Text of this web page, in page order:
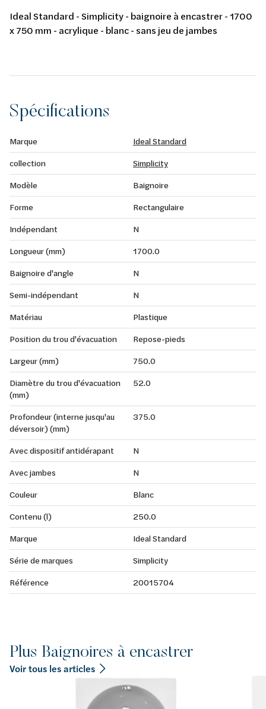
Ideal Standard - Simplicity - baignoire à encastrer - 1700
x 750 mm - acrylique - blanc - sans jeu de jambes
Spécifications
Marque
Ideal Standard
collection
Simplicity
Modèle
Baignoire
Forme
Rectangulaire
Indépendant
N
Longueur (mm)
1700.0
Baignoire d'angle
N
Semi-indépendant
N
Matériau
Plastique
Position du trou d'évacuation
Repose-pieds
Largeur (mm)
750.0
Diamètre du trou d'évacuation
(mm)
52.0
Profondeur (interne jusqu'au
déversoir) (mm)
375.0
Avec dispositif antidérapant
N
Avec jambes
N
Couleur
Blanc
Contenu (l)
250.0
Marque
Ideal Standard
Série de marques
Simplicity
Référence
20015704
Plus Baignoires à encastrer
Voir tous les articles